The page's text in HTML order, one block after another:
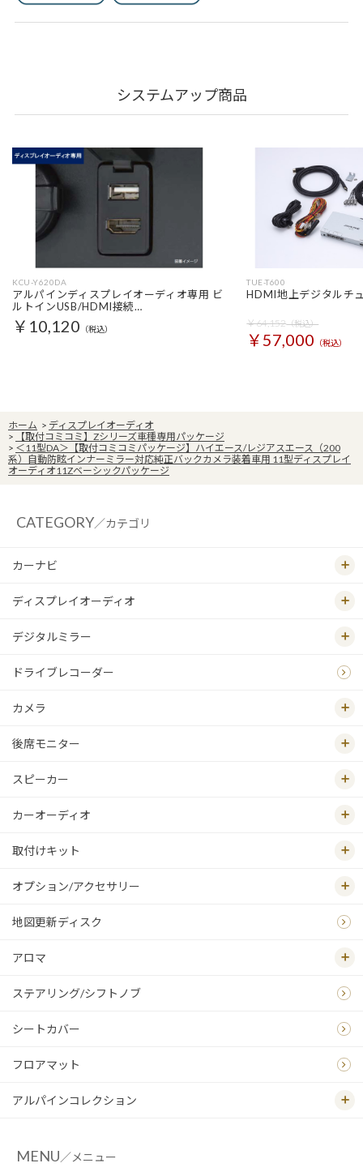
システムアップ商品
KCU-Y620DA
アルパインディスプレイオーディオ専用 ビ
ルトインUSB/HDMI接続…
￥10,120 （税込）
TUE-T600
HDMI地上デジタルチ
￥64,152（税込）
￥57,000 （税込）
ホーム > ディスプレイオーディオ
>
【取付コミコミ】Zシリーズ車種専用パッケージ
> ＜11型DA＞【取付コミコミパッケージ】ハイエース/レジアスエース（200
系）自動防眩インナーミラー対応純正バックカメラ装着車用 11型ディスプレイ
オーディオ11Zベーシックパッケージ
CATEGORY／カテゴリ
カーナビ
ディスプレイオーディオ
デジタルミラー
ドライブレコーダー
カメラ
後席モニター
スピーカー
カーオーディオ
取付けキット
オプション/アクセサリー
地図更新ディスク
アロマ
ステアリング/シフトノブ
シートカバー
フロアマット
アルパインコレクション
MENU／メニュー